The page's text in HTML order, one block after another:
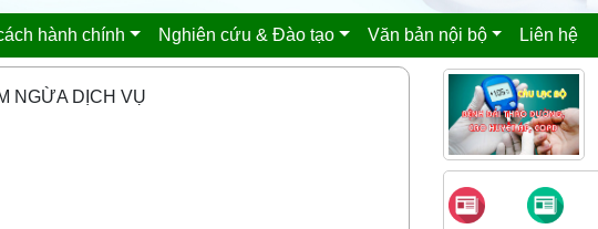
hành chính Nghiên cứu & Đào tạo Văn bản nội bộ Liên hệ
NGỪA DỊCH VỤ